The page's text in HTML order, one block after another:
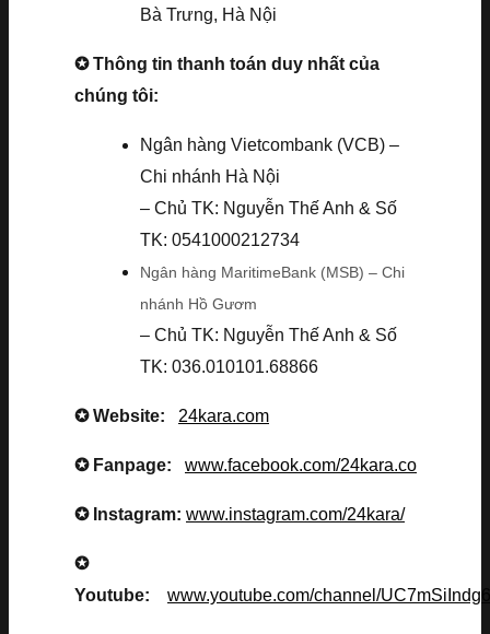
Bà Trưng, Hà Nội
✪ Thông tin thanh toán duy nhất của
chúng tôi:
Ngân hàng Vietcombank (VCB) –
Chi nhánh Hà Nội
– Chủ TK: Nguyễn Thế Anh & Số
TK: 0541000212734
Ngân hàng MaritimeBank (MSB) – Chi
nhánh Hồ Gươm
– Chủ TK: Nguyễn Thế Anh & Số
TK: 036.010101.68866
✪ Website: 24kara.com
✪ Fanpage: www.facebook.com/24kara.co
✪ Instagram: www.instagram.com/24kara/
✪
Youtube: www.youtube.com/channel/